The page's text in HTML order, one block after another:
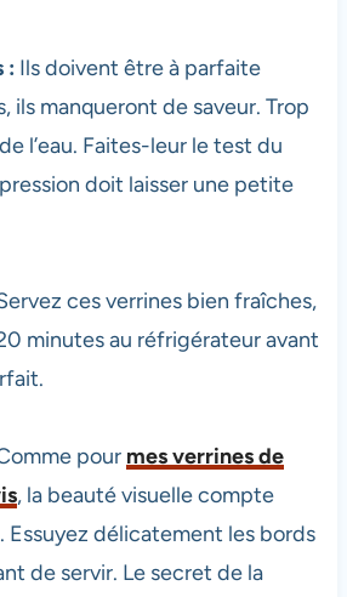
: Ils doivent être à parfaite
ils manqueront de saveur. Trop
l’eau. Faites-leur le test du
doit laisser une petite
ces verrines bien fraîches,
minutes au réfrigérateur avant
pour mes verrines de
, la beauté visuelle compte
Essuyez délicatement les bords
de servir. Le secret de la